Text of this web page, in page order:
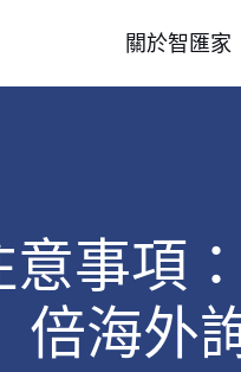
關於智匯家
事項
倍海外